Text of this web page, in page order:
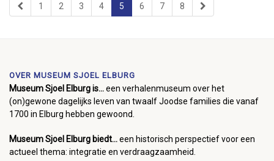
1 2 3 4 5 6 7 8
OVER MUSEUM SJOEL ELBURG
Museum Sjoel Elburg is...een verhalenmuseum over het
(on)gewone dagelijks leven van twaalf Joodse families die vanaf
1700 in Elburg hebben gewoond.
Museum Sjoel Elburg biedt...een historisch perspectief voor een
actueel thema: integratie en verdraagzaamheid.